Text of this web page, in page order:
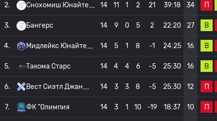
2. Снохомиш Юнайте 14 11 1 2 21 39:18 34 П
3. Бангерс 14 9 0 5 2 22:20 27 В
4. Мидлейкс Юнайте 14 5 1 8 -1 24:25 16 В
5. Такома Старс 14 4 4 6 -5 25:30 16 В
6. Вест Сиэтл Джан 14 3 3 8 -5 25:30 12 П
7. ФК "Олимпия 14 3 1 10 -19 18:37 10 П